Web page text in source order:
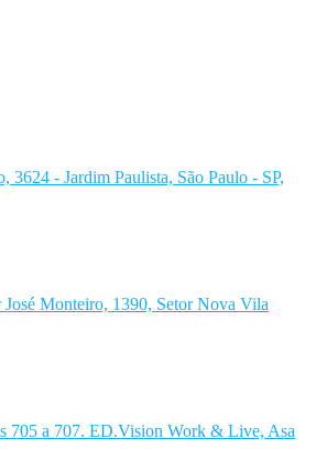
3624 - Jardim Paulista, São Paulo - SP,
José Monteiro, 1390, Setor Nova Vila
705 a 707. ED.Vision Work & Live, Asa